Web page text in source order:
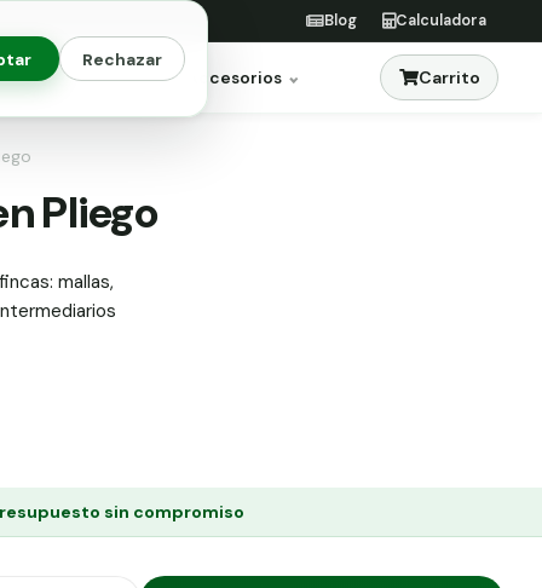
Rechazar
Blog Calculadora
Jardinería Accesorios Carrito
Pliego
mallas,
sin compromiso